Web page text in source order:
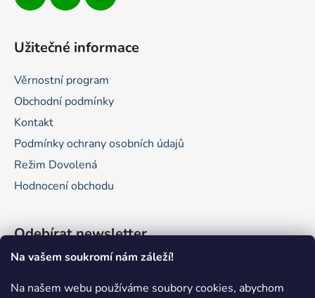
Na vašem soukromí nám záleží!
Na našem webu používáme soubory cookies, abychom
Užitečné informace
Věrnostní program
Obchodní podmínky
Kontakt
Podmínky ochrany osobních údajů
Režim Dovolená
Hodnocení obchodu
Odebírat newsletter
Vložte svůj e-mail a my vám budeme zasílat informace o
nových produktech na našem e-shopu.